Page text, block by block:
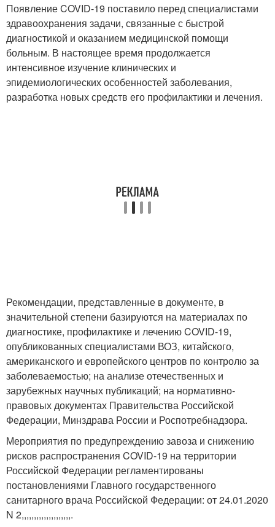
Появление COVID-19 поставило перед специалистами
здравоохранения задачи, связанные с быстрой
диагностикой и оказанием медицинской помощи
больным. В настоящее время продолжается
интенсивное изучение клинических и
эпидемиологических особенностей заболевания,
разработка новых средств его профилактики и лечения.
Рекомендации, представленные в документе, в
значительной степени базируются на материалах по
диагностике, профилактике и лечению COVID-19,
опубликованных специалистами ВОЗ, китайского,
американского и европейского центров по контролю за
заболеваемостью; на анализе отечественных и
зарубежных научных публикаций; на нормативно-
правовых документах Правительства Российской
Федерации, Минздрава России и Роспотребнадзора.
Мероприятия по предупреждению завоза и снижению
рисков распространения COVID-19 на территории
Российской Федерации регламентированы
постановлениями Главного государственного
санитарного врача Российской Федерации: от 24.01.2020
N 2,,,,,,,,,,,,,,,,,,,,.